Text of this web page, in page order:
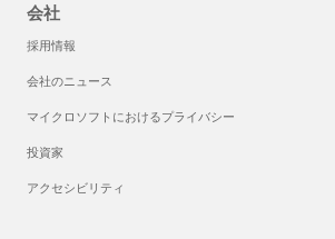
会社
採用情報
会社のニュース
マイクロソフトにおけるプライバシー
投資家
アクセシビリティ